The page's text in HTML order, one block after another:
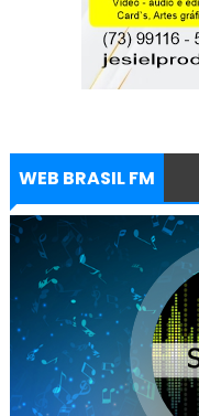
WEB BRASIL FM